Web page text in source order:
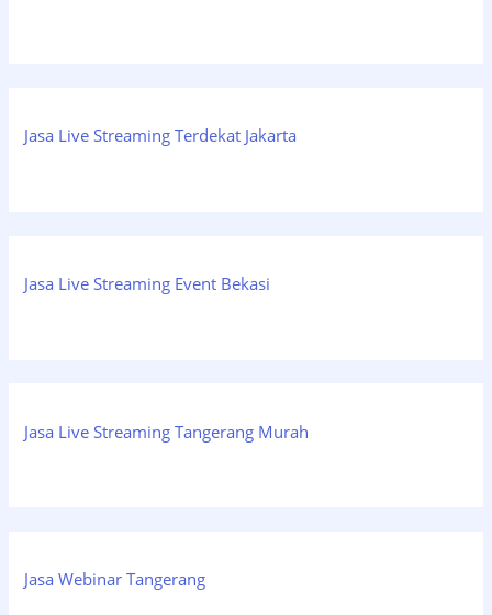
Jasa Live Streaming Terdekat Jakarta
Jasa Live Streaming Event Bekasi
Jasa Live Streaming Tangerang Murah
Jasa Webinar Tangerang